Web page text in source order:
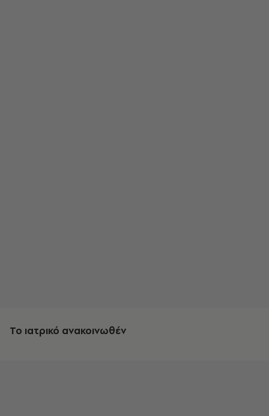
Το ιατρικό ανακοινωθέν